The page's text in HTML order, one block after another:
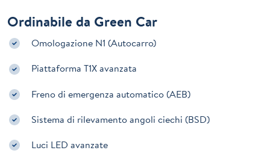
Ordinabile da Green Car
Omologazione N1 (Autocarro)
Piattaforma T1X avanzata
Freno di emergenza automatico (AEB)
Sistema di rilevamento angoli ciechi (BSD)
Luci LED avanzate